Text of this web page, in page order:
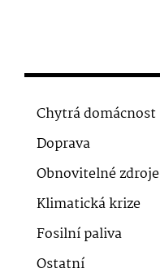
Chytrá domácnost
Doprava
Obnovitelné zdroje
Klimatická krize
Fosilní paliva
Ostatní